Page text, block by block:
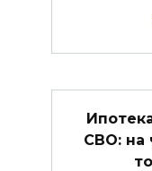
СВО: на